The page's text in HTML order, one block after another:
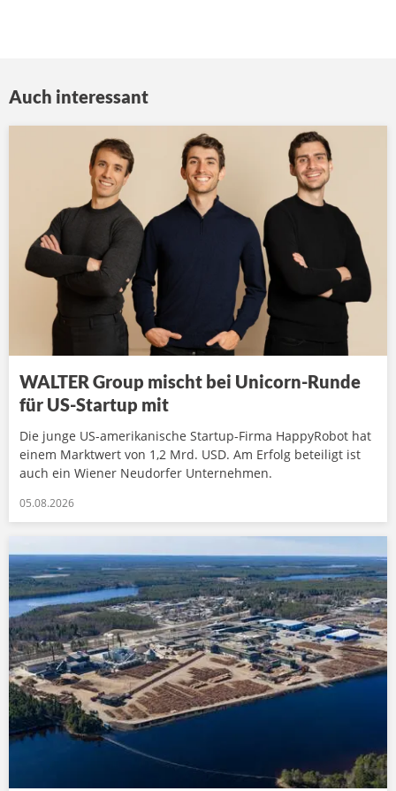
Auch interessant
WALTER Group mischt bei Unicorn-Runde
für US-Startup mit
Die junge US-amerikanische Startup-Firma HappyRobot hat
einem Marktwert von 1,2 Mrd. USD. Am Erfolg beteiligt ist
auch ein Wiener Neudorfer Unternehmen.
05.08.2026